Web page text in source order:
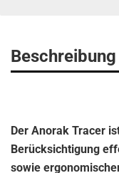
Beschreibung
Der Anorak Tracer
Berücksichtigung
sowie